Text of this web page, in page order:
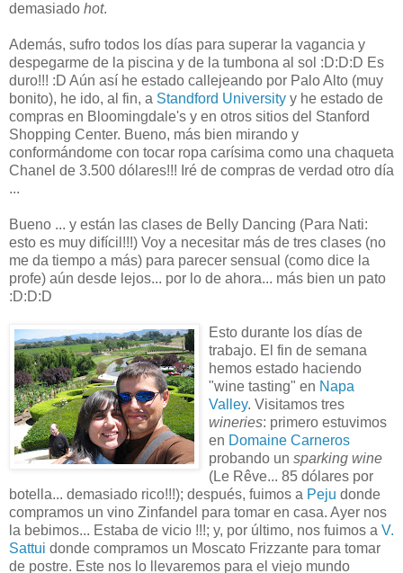
demasiado hot.
Además, sufro todos los días para superar la vagancia y
despegarme de la piscina y de la tumbona al sol :D:D:D Es
duro!!! :D Aún así he estado callejeando por Palo Alto (muy
bonito), he ido, al fin, a Standford University y he estado de
compras en Bloomingdale's y en otros sitios del Stanford
Shopping Center. Bueno, más bien mirando y
conformándome con tocar ropa carísima como una chaqueta
Chanel de 3.500 dólares!!! Iré de compras de verdad otro día
...
Bueno ... y están las clases de Belly Dancing (Para Nati:
esto es muy difícil!!!) Voy a necesitar más de tres clases (no
me da tiempo a más) para parecer sensual (como dice la
profe) aún desde lejos... por lo de ahora... más bien un pato
:D:D:D
Esto durante los días de
trabajo. El fin de semana
hemos estado haciendo
"wine tasting" en Napa
Valley. Visitamos tres
wineries: primero estuvimos
en Domaine Carneros
probando un sparking wine
(Le Rêve... 85 dólares por
botella... demasiado rico!!!); después, fuimos a Peju donde
compramos un vino Zinfandel para tomar en casa. Ayer nos
la bebimos... Estaba de vicio !!!; y, por último, nos fuimos a V.
Sattui donde compramos un Moscato Frizzante para tomar
de postre. Este nos lo llevaremos para el viejo mundo